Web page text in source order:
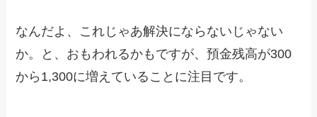
なんだよ、これじゃあ解決にならないじゃない
か。と、おもわれるかもですが、預金残高が300
から1,300に増えていることに注目です。